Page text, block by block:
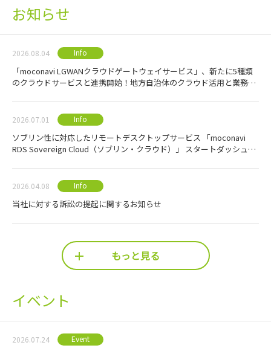
お知らせ
2026.08.04 Info
「moconavi LGWANクラウドゲートウェイサービス」、新たに5種類
のクラウドサービスと連携開始！地方自治体のクラウド活用と業務効
2026.07.01 Info
ソブリン性に対応したリモートデスクトップサービス 「moconavi
RDS Sovereign Cloud（ソブリン・クラウド）」 スタートダッシュキ
2026.04.08 Info
当社に対する訴訟の提起に関するお知らせ
もっと見る
イベント
2026.07.24 Event